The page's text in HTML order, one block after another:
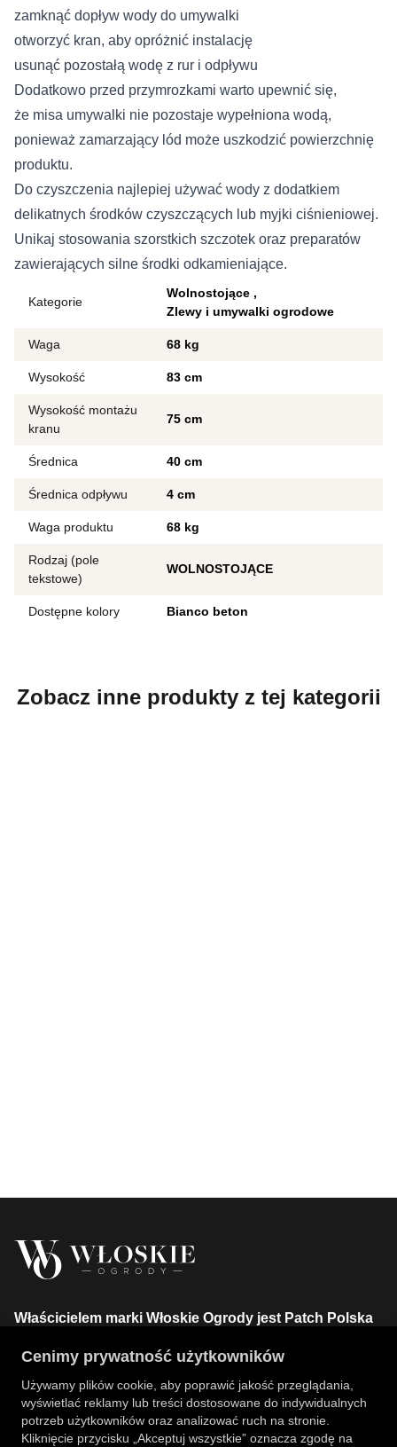
zamknąć dopływ wody do umywalki
otworzyć kran, aby opróżnić instalację
usunąć pozostałą wodę z rur i odpływu
Dodatkowo przed przymrozkami warto upewnić się,
że misa umywalki nie pozostaje wypełniona wodą,
ponieważ zamarzający lód może uszkodzić powierzchnię
produktu.
Do czyszczenia najlepiej używać wody z dodatkiem
delikatnych środków czyszczących lub myjki ciśnieniowej.
Unikaj stosowania szorstkich szczotek oraz preparatów
zawierających silne środki odkamieniające.
Kategorie
Wolnostojące
Zlewy i umywalki ogrodowe
Waga 68 kg
Wysokość 83 cm
Wysokość montażu
kranu
75 cm
Średnica 40 cm
Średnica odpływu 4 cm
Waga produktu 68 kg
Rodzaj (pole
tekstowe)
WOLNOSTOJĄCE
Dostępne kolory Bianco beton
Zobacz inne produkty z tej kategorii
Właścicielem marki Włoskie Ogrody jest Patch Polska
+48 734 106 149
info@wloskie-ogrody.pl
Strony
Cenimy prywatność użytkowników
Używamy plików cookie, aby poprawić jakość przeglądania,
wyświetlać reklamy lub treści dostosowane do indywidualnych
potrzeb użytkowników oraz analizować ruch na stronie.
Kliknięcie przycisku „Akceptuj wszystkie” oznacza zgodę na